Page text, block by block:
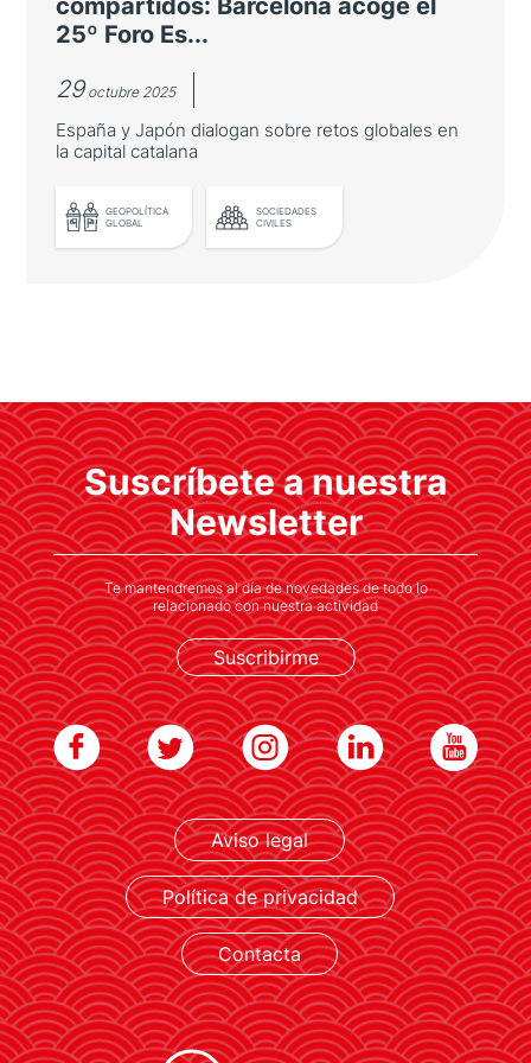
LEER MÁS
compartidos: Barcelona acoge el
25º Foro Es...
29octubre 2025
España y Japón dialogan sobre retos globales en
la capital catalana
GEOPOLÍTICA
GLOBAL
SOCIEDADES
CIVILES
25º Foro España Japón
España y Japón dialogan sobre retos globales
en la capital catalana
LEER MÁS
Suscríbete a nuestra
Newsletter
Te mantendremos al día de novedades de todo lo
relacionado con nuestra actividad
Suscribirme
Aviso legal
Política de privacidad
Contacta